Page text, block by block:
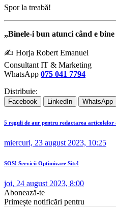
Spor la treabă!
„Binele-i bun atunci când e
✍ Horja Robert Emanuel
Consultant IT & Marketing
WhatsApp 075 041 7794
Distribuie:
Facebook LinkedIn WhatsApp
5 reguli de aur pentru redactarea articolelor
miercuri, 23 august 2023, 10:25
SOS! Servicii Optimizare Site!
joi, 24 august 2023, 8:00
Abonează-te
Primește notificări pentru